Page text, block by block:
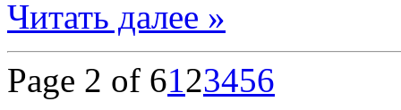
Читать далее »
Page 2 of 6123456